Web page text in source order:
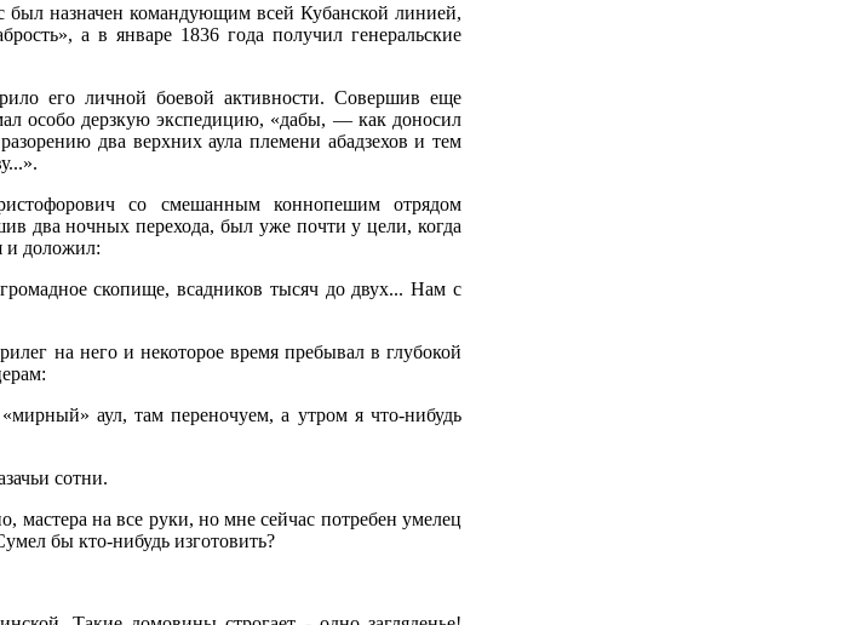
назначен командующим всей Кубанской линией,
а в январе 1836 года получил генеральские
его личной боевой активности. Совершив еще
особо дерзкую экспедицию, «дабы, — как доносил
два верхних аула племени абадзехов и тем
со смешанным коннопешим отрядом
два ночных перехода, был уже почти у цели, когда
и доложил:
скопище, всадников тысяч до двух... Нам с
на него и некоторое время пребывал в глубокой
аул, там переночуем, а утром я что-нибудь
сотни.
на все руки, но мне сейчас потребен умелец
бы кто-нибудь изготовить?